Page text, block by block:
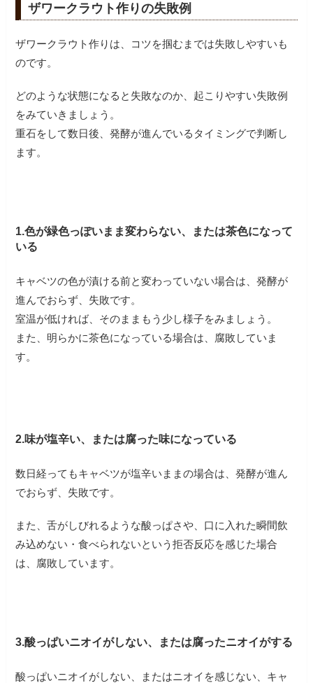
ザワークラウト作りの失敗例
ザワークラウト作りは、コツを掴むまでは失敗しやすいも
のです。
どのような状態になると失敗なのか、起こりやすい失敗例
をみていきましょう。
重石をして数日後、発酵が進んでいるタイミングで判断し
ます。
1.色が緑色っぽいまま変わらない、または茶色になって
いる
キャベツの色が漬ける前と変わっていない場合は、発酵が
進んでおらず、失敗です。
室温が低ければ、そのままもう少し様子をみましょう。
また、明らかに茶色になっている場合は、腐敗していま
す。
2.味が塩辛い、または腐った味になっている
数日経ってもキャベツが塩辛いままの場合は、発酵が進ん
でおらず、失敗です。
また、舌がしびれるような酸っぱさや、口に入れた瞬間飲
み込めない・食べられないという拒否反応を感じた場合
は、腐敗しています。
3.酸っぱいニオイがしない、または腐ったニオイがする
酸っぱいニオイがしない、またはニオイを感じない、キャ